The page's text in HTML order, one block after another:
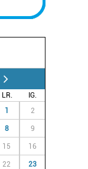
LR.
IG.
1 2
8 9
15 16
22 23